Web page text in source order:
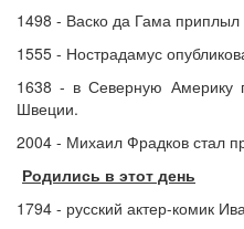
1498 - Васко да Гама
1555 - Нострадамус
1638 - в Северную Америку
Швеции.
2004 - Михаил Фрадков стал
Родились в этот день
1794 - русский актер-комик